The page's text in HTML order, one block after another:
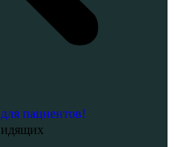
пациентов!